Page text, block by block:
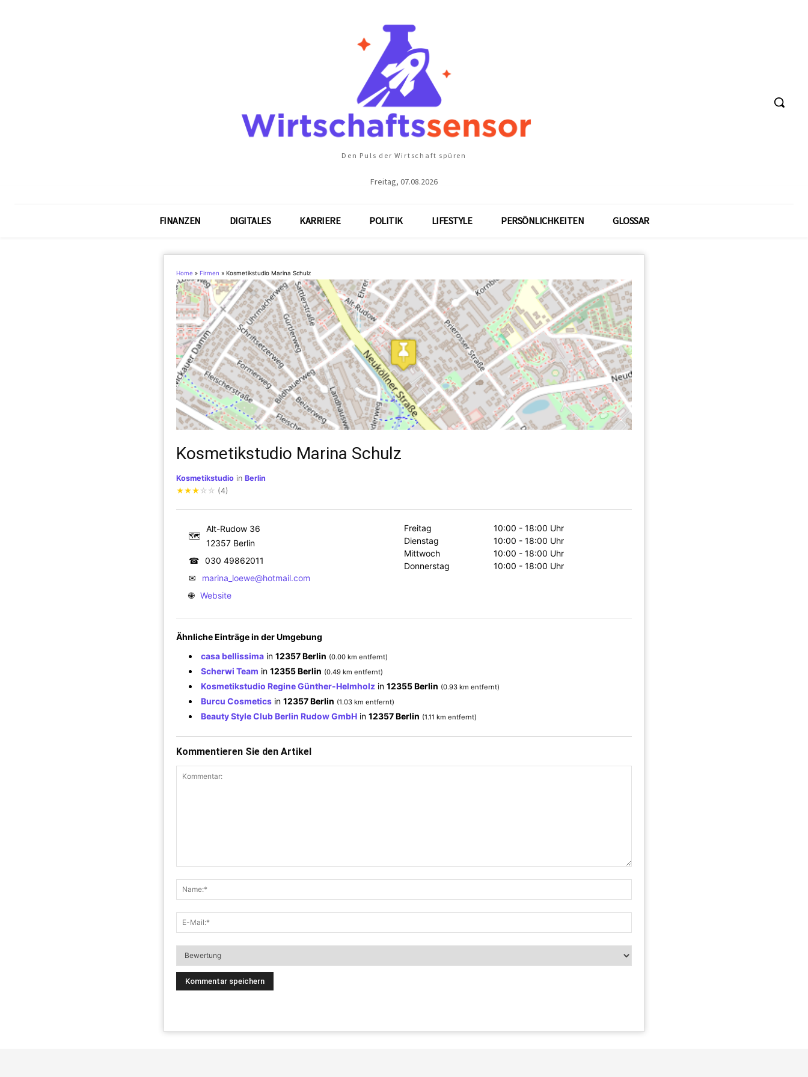
Den Puls der Wirtschaft spüren
Freitag, 07.08.2026
FINANZEN DIGITALES KARRIERE POLITIK LIFESTYLE PERSÖNLICHKEITEN GLOSSAR
Home » Firmen » Kosmetikstudio Marina Schulz
Kosmetikstudio Marina Schulz
Kosmetikstudio in Berlin
★★★ ☆ ☆ (4)
🗺
Alt-Rudow 36
12357 Berlin
☎ 030 49862011
✉
marina_loewe@hotmail.com
🌐 Website
Freitag
10:00 - 18:00 Uhr
Dienstag
10:00 - 18:00 Uhr
Mittwoch
10:00 - 18:00 Uhr
Donnerstag
10:00 - 18:00 Uhr
Ähnliche Einträge in der Umgebung
casa bellissima in 12357 Berlin (0.00 km entfernt)
Scherwi Team in 12355 Berlin (0.49 km entfernt)
Kosmetikstudio Regine Günther-Helmholz in 12355 Berlin (0.93 km entfernt)
Burcu Cosmetics in 12357 Berlin (1.03 km entfernt)
Beauty Style Club Berlin Rudow GmbH in 12357 Berlin (1.11 km entfernt)
Kommentieren Sie den Artikel